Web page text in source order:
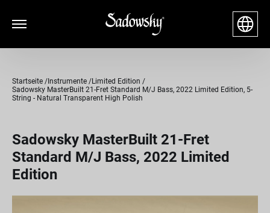
Startseite Instrumente
Limited Edition
Sadowsky MasterBuilt 21-Fret Standard M/J Bass, 2022 Limited Edition, 5-
String - Natural Transparent High Polish
Sadowsky MasterBuilt 21-Fret
Standard M/J Bass, 2022 Limited
Edition